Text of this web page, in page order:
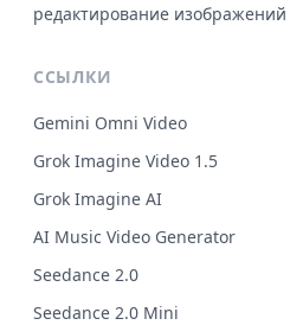
редактирование изображений
ССЫЛКИ
Gemini Omni Video
Grok Imagine Video 1.5
Grok Imagine AI
AI Music Video Generator
Seedance 2.0
Seedance 2.0 Mini